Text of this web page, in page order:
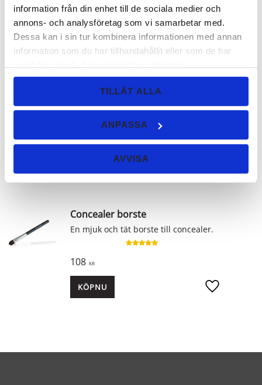
information från din enhet till de sociala medier och
annons- och analysföretag som vi samarbetar med.
Dessa kan i sin tur kombinera informationen med annan
information som du har tillhandahållit eller som de har
TILLÅT ALLA
ANPASSA
AVVISA
KÖP
Blush borste, svart
Concealer borste
En mjuk och tät borste till concealer.
108 KR
Lägg till i
KÖP